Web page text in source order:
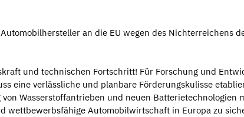
an die EU wegen des Nichterreichens
und technischen Fortschritt! Für Forschung und
eine verlässliche und planbare Förderungskulisse
Wasserstoffantrieben und neuen
wettbewerbsfähige Automobilwirtschaft in Europa zu